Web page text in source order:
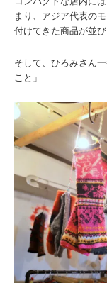
まり、アジア代表の
付けてきた商品が並
そして、ひろみさん
こと」